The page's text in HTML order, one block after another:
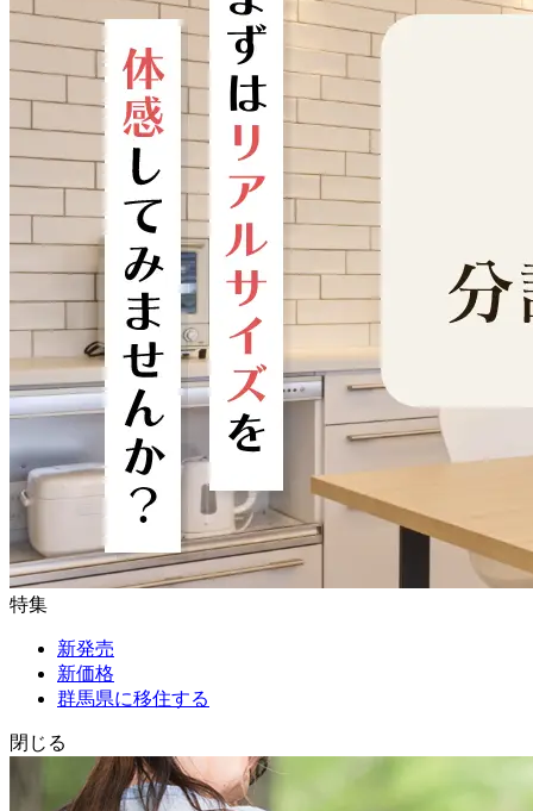
特集
新発売
新価格
群馬県に移住する
閉じる